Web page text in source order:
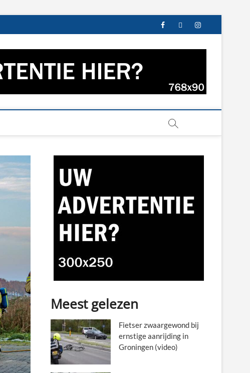
facebooktwitterinstagram
uit Groningen en
Meest gelezen
Fietser zwaargewond bij
ernstige aanrijding in
Groningen (video)